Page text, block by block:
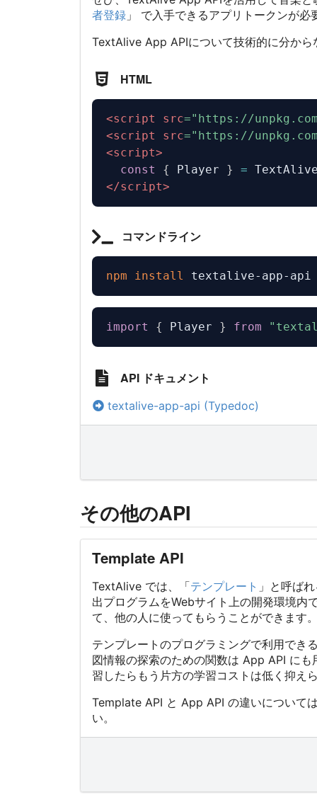
者登録」 で入手できるアプリトークンが必
TextAlive App APIについて技術的に分から
HTML
<script src=" https://
<script src=" https://
<script>
const
{ Player } =
</script>
コマンドライン
npm install textalive-app-api
import { Player } from
API ドキュメント
textalive-app-api (Typedoc)
その他のAPI
Template API
TextAlive では、「テンプレート 」と呼ば
出プログラムをWebサイト上の開発環境内
て、他の人に使ってもらうことができます。
テンプレートのプログラミングで利用でき
図情報の探索のための関数は App API にも
習したらもう片方の学習コストは低く抑えら
Template API と App API の違いについては
い。